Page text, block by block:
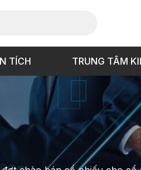
TÍCH TRUNG TÂM